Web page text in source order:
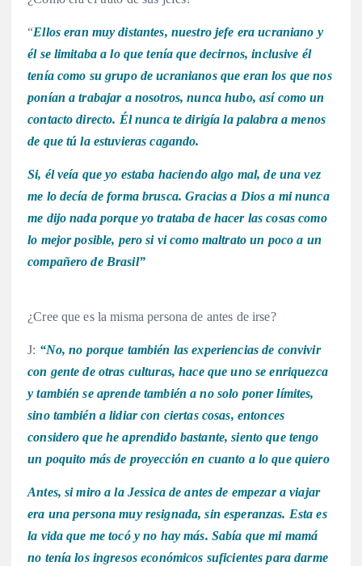
“Ellos eran muy distantes, nuestro jefe era ucraniano y
él se limitaba a lo que tenía que decirnos, inclusive él
tenía como su grupo de ucranianos que eran los que nos
ponían a trabajar a nosotros, nunca hubo, así como un
contacto directo. Él nunca te dirigía la palabra a menos
de que tú la estuvieras cagando.
Si, él veía que yo estaba haciendo algo mal, de una vez
me lo decía de forma brusca. Gracias a Dios a mi nunca
me dijo nada porque yo trataba de hacer las cosas como
lo mejor posible, pero si vi como maltrato un poco a un
compañero de Brasil”
¿Cree que es la misma persona de antes de irse?
J: “No, no porque también las experiencias de convivir
con gente de otras culturas, hace que uno se enriquezca
y también se aprende también a no solo poner límites,
sino también a lidiar con ciertas cosas, entonces
considero que he aprendido bastante, siento que tengo
un poquito más de proyección en cuanto a lo que quiero
Antes, si miro a la Jessica de antes de empezar a viajar
era una persona muy resignada, sin esperanzas. Esta es
la vida que me tocó y no hay más. Sabía que mi mamá
no tenía los ingresos económicos suficientes para darme